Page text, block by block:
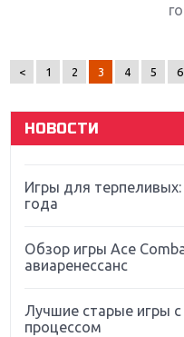
< 1 2 3 4 5 6
НОВОСТИ
Новинки для
Far Cry 5: хвалить
Игры для
года
Обзор игры Ace
авиаренессанс
Лучшие старые игры
процессом